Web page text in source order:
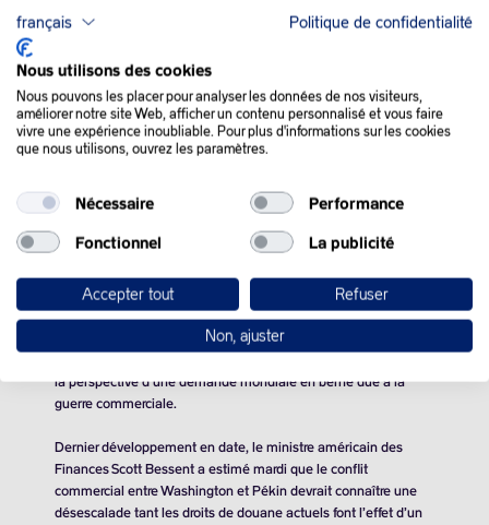
QUE SE PASSE-T-IL
DANS LE MONDE :
l’instar du marché d’actions ou du dollar.
La hausse du jour des cours de l’or noir relève ainsi, selon les
de fond, après avoir chuté fortement la veille en même temps
que les autres actifs.
la perspective d’une demande mondiale en berne due à la
guerre commerciale.
Dernier développement en date, le ministre américain des
Finances Scott Bessent a estimé mardi que le conflit
commercial entre Washington et Pékin devrait connaître une
désescalade tant les droits de douane actuels font l’effet d’un
français Politique de confidentialité
Nous utilisons des cookies
Nous pouvons les placer pour analyser les données de nos visiteurs,
améliorer notre site Web, afficher un contenu personnalisé et vous faire
vivre une expérience inoubliable. Pour plus d'informations sur les cookies
que nous utilisons, ouvrez les paramètres.
Nécessaire Performance
Fonctionnel La publicité
Accepter tout Refuser
Non, ajuster